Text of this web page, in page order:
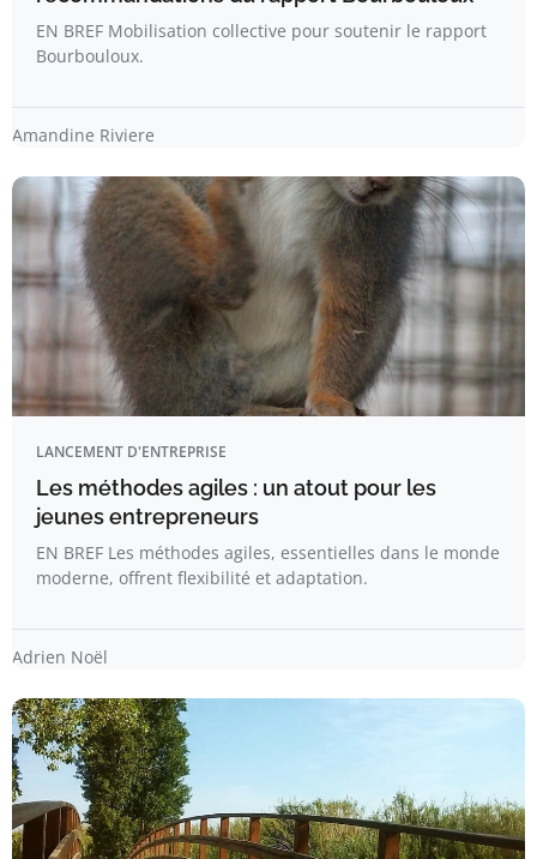
EN BREF Mobilisation collective pour soutenir le rapport
Bourbouloux.
Amandine Riviere
LANCEMENT D'ENTREPRISE
Les méthodes agiles : un atout pour les
jeunes entrepreneurs
EN BREF Les méthodes agiles, essentielles dans le monde
moderne, offrent flexibilité et adaptation.
Adrien Noël